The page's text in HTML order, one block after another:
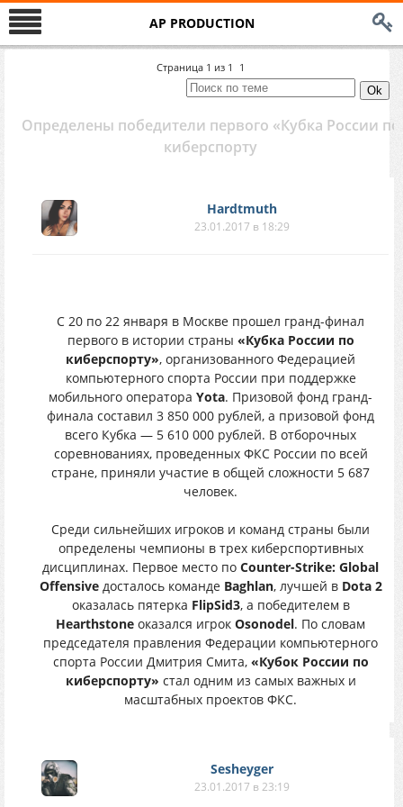
AP PRODUCTION
Страница 1 из 1 1
Определены победители первого «Кубка России по
киберcпорту
Hardtmuth
23.01.2017 в 18:29
С 20 по 22 января в Москве прошел гранд-финал
первого в истории страны «Кубка России по
киберспорту», организованного Федерацией
компьютерного спорта России при поддержке
мобильного оператора Yota. Призовой фонд гранд-
финала составил 3 850 000 рублей, а призовой фонд
всего Кубка — 5 610 000 рублей. В отборочных
соревнованиях, проведенных ФКС России по всей
стране, приняли участие в общей сложности 5 687
человек.
Среди сильнейших игроков и команд страны были
определены чемпионы в трех киберспортивных
дисциплинах. Первое место по Counter-Strike: Global
Offensiveдосталось команде Baghlan, лучшей в Dota 2
оказалась пятерка FlipSid3, а победителем в
Hearthstone оказался игрок Osonodel. По словам
председателя правления Федерации компьютерного
спорта России Дмитрия Смита, «Кубок России по
киберспорту» стал одним из самых важных и
масштабных проектов ФКС.
Sesheyger
23.01.2017 в 23:19